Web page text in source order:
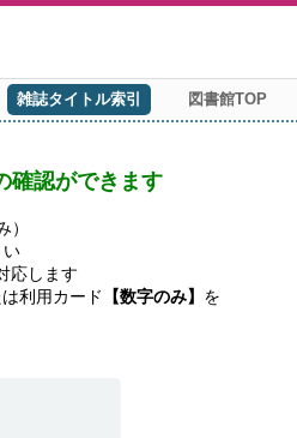
雑誌タイトル索引 図書館TOP
確認ができます
い
応します
は利用カード 【数字のみ】 を